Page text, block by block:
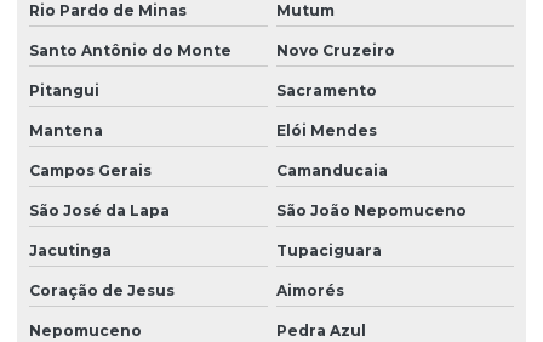
Rio Pardo de Minas Mutum
Santo Antônio do Monte Novo Cruzeiro
Pitangui Sacramento
Mantena Elói Mendes
Campos Gerais Camanducaia
São José da Lapa São João Nepomuceno
Jacutinga Tupaciguara
Coração de Jesus Aimorés
Nepomuceno Pedra Azul